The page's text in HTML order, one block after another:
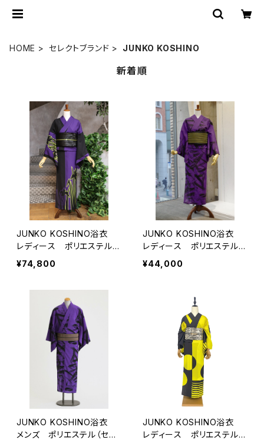
HOME セレクトブランド JUNKO KOSHINO
新着順
JUNKO KOSHINO浴衣
レディース ポリエステル
（セオα） 洗える 仕立上
がり 琳№14 紫
¥74,800
JUNKO KOSHINO浴衣
レディース ポリエステル
（セオα） 洗える 仕立上
がり 冴 №22紫
¥44,000
JUNKO KOSHINO浴衣
メンズ ポリエステル（セオ
JUNKO KOSHINO浴衣
レディース ポリエステル